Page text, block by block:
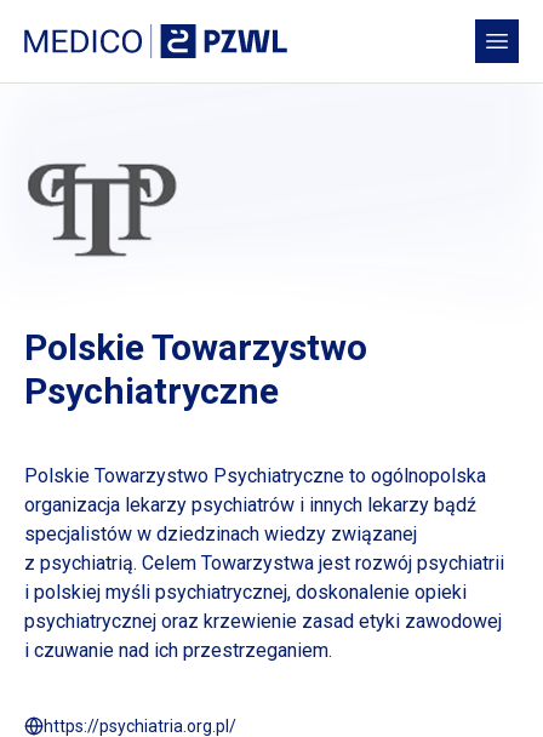
Medico PZWL Platforma Medyczna
Polskie Towarzystwo
Psychiatryczne
Polskie Towarzystwo Psychiatryczne to ogólnopolska
organizacja lekarzy psychiatrów i innych lekarzy bądź
specjalistów w dziedzinach wiedzy związanej
z psychiatrią. Celem Towarzystwa jest rozwój psychiatrii
i polskiej myśli psychiatrycznej, doskonalenie opieki
psychiatrycznej oraz krzewienie zasad etyki zawodowej
i czuwanie nad ich przestrzeganiem.
https://psychiatria.org.pl/